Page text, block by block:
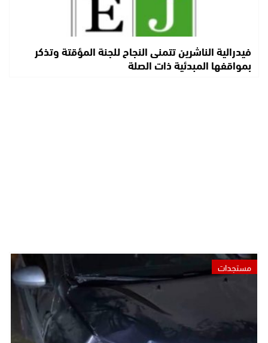
فيدرالية الناشرين تتمنى النجاح للجنة المؤقتة وتذكر
بمواقفها المبدئية ذات الصلة
مستجدات